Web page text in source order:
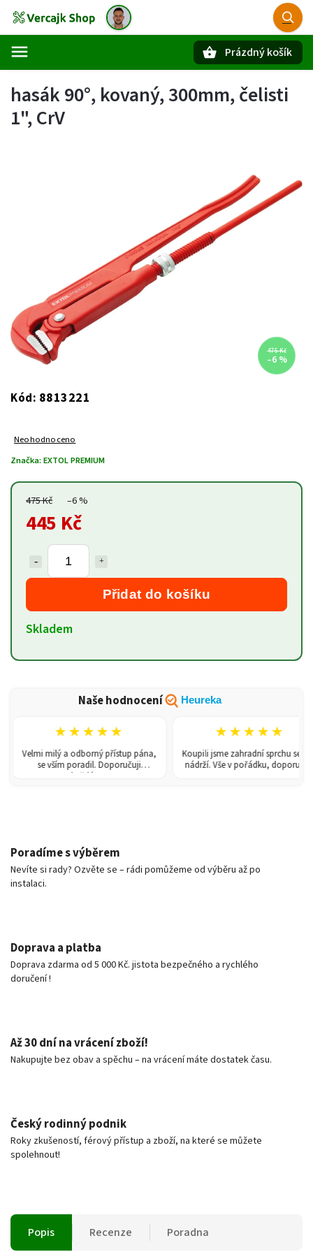
Prázdný košík
hasák 90°, kovaný, 300mm, čelisti
1", CrV
475 Kč
–6 %
Kód: 8813221
Neohodnoceno
Značka: EXTOL PREMIUM
475 Kč –6 %
445 Kč
Přidat do košíku
Skladem
Naše hodnocení Heureka
★★★★★
Velmi milý a odborný přístup pána,
se vším poradil. Doporučuji
každému!
★★★★★
Koupili jsme zahradní sprchu se 150l
nádrží. Vše v pořádku, doporučuji.
Poradíme s výběrem
Nevíte si rady? Ozvěte se – rádi pomůžeme od výběru až po
instalaci.
Doprava a platba
Doprava zdarma od 5 000 Kč. jistota bezpečného a rychlého
doručení !
Až 30 dní na vrácení zboží!
Nakupujte bez obav a spěchu – na vrácení máte dostatek času.
Český rodinný podnik
Roky zkušeností, férový přístup a zboží, na které se můžete
spolehnout!
Popis Recenze Poradna